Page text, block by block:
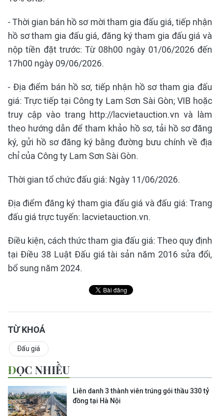
- Thời gian bán hồ sơ mời tham gia đấu giá, tiếp nhận
hồ sơ tham gia đấu giá, đăng ký tham gia đấu giá và
nộp tiền đặt trước: Từ 08h00 ngày 01/06/2026 đến
17h00 ngày 09/06/2026.
- Địa điểm bán hồ sơ, tiếp nhận hồ sơ tham gia đấu
giá: Trực tiếp tại Công ty Lam Sơn Sài Gòn; VIB hoặc
truy cập vào trang http://lacvietauction.vn và làm
theo hướng dẫn để tham khảo hồ sơ, tải hồ sơ đăng
ký, gửi hồ sơ đăng ký bằng đường bưu chính về địa
chỉ của Công ty Lam Sơn Sài Gòn.
Thời gian tổ chức đấu giá: Ngày 11/06/2026.
Địa điểm đăng ký tham gia đấu giá và đấu giá: Trang
đấu giá trực tuyến: lacvietauction.vn.
Điều kiện, cách thức tham gia đấu giá: Theo quy định
tại Điều 38 Luật Đấu giá tài sản năm 2016 sửa đổi,
bổ sung năm 2024.
TỪ KHOÁ
Đấu giá
ĐỌC NHIỀU
Liên danh 3 thành viên trúng gói thầu 330 tỷ
đồng tại Hà Nội